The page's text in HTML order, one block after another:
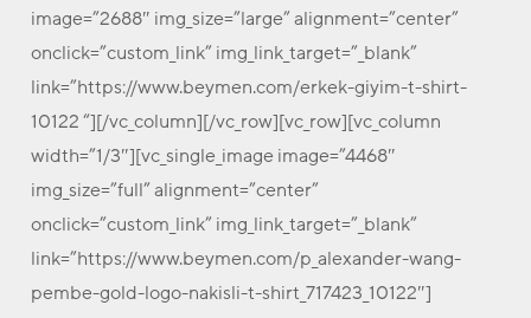
image=”2688″ img_size=”large” alignment=”center”
onclick=”custom_link” img_link_target=”_blank”
link=”https://www.beymen.com/erkek-giyim-t-shirt-
10122 “][/vc_column][/vc_row][vc_row][vc_column
width=”1/3″][vc_single_image image=”4468″
img_size=”full” alignment=”center”
onclick=”custom_link” img_link_target=”_blank”
link=”https://www.beymen.com/p_alexander-wang-
pembe-gold-logo-nakisli-t-shirt_717423_10122″]